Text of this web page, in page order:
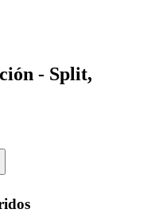
- Split,